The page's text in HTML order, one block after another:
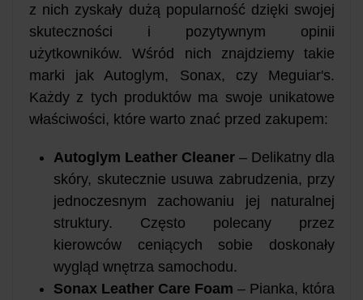
z nich zyskały dużą popularność dzięki swojej
skuteczności i pozytywnym opinii
użytkowników. Wśród nich znajdziemy takie
marki jak Autoglym, Sonax, czy Meguiar's.
Każdy z tych produktów ma swoje unikatowe
właściwości, które warto znać przed zakupem:
Autoglym Leather Cleaner – Delikatny dla
skóry, skutecznie usuwa zabrudzenia, przy
jednoczesnym zachowaniu jej naturalnej
struktury. Często polecany przez
kierowców ceniących sobie doskonały
wygląd wnętrza samochodu.
Sonax Leather Care Foam – Pianka, która